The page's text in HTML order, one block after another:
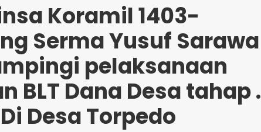
Koramil 1403-
Serma Yusuf Sarawa
pelaksanaan
BLT Dana Desa tahap .
Desa Torpedo